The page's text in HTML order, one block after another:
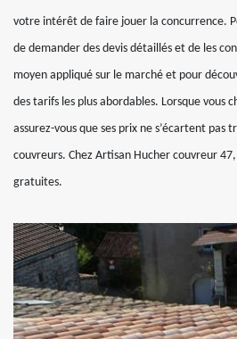
votre intérêt de faire jouer la concurrence.
de demander des devis détaillés et de les
moyen appliqué sur le marché et pour
des tarifs les plus abordables. Lorsque vous
assurez-vous que ses prix ne s’écartent pas
couvreurs. Chez Artisan Hucher couvreur
gratuites.